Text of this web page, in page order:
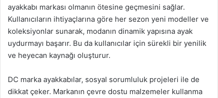
ayakkabı markası olmanın ötesine geçmesini sağlar.
Kullanıcıların ihtiyaçlarına göre her sezon yeni modeller ve
koleksiyonlar sunarak, modanın dinamik yapısına ayak
uydurmayı başarır. Bu da kullanıcılar için sürekli bir yenilik
ve heyecan kaynağı oluşturur.
DC marka ayakkabılar, sosyal sorumluluk projeleri ile de
dikkat çeker. Markanın çevre dostu malzemeler kullanma